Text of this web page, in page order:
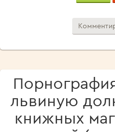
львиную
книжных